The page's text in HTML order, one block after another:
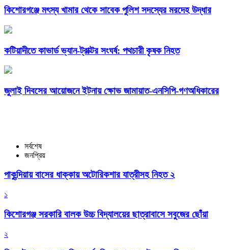
কিশোরগঞ্জে মৎস্য খামার থেকে সাবেক পুলিশ সদস্যের মরদেহ উদ্ধার
কটিয়াদীতে কাভার্ড ভ্যান-ট্রাক্টর সংঘর্ষ: পথচারী কৃষক নিহত
জুলাই দিবসের আয়োজনে ইটনায় ক্ষোভ জামায়াত-এনসিপি-গণঅধিকারের
সর্বশেষ
জনপ্রিয়
পাকুন্দিয়ায় বাসের ধাক্কায় অটোরিকশার যাত্রীসহ নিহত ২
১
কিশোরগঞ্জ সরকারি বালক উচ্চ বিদ্যালয়ের ছাত্রাবাসে সবুজের ছোঁয়া
২